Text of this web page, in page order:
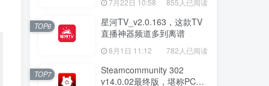
7月22日 10:58 855人已阅读
星河TV_v2.0.163，这款TV
直播神器频道多到离谱
8月1日 11:12 782人已阅读
TOP6
Steamcommunity 302
v14.0.02最终版，堪称PC玩
TOP7